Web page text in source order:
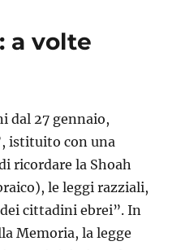
a volte
dal 27 gennaio,
istituito con una
ricordare la Shoah
le leggi razziali,
cittadini ebrei”. In
Memoria, la legge